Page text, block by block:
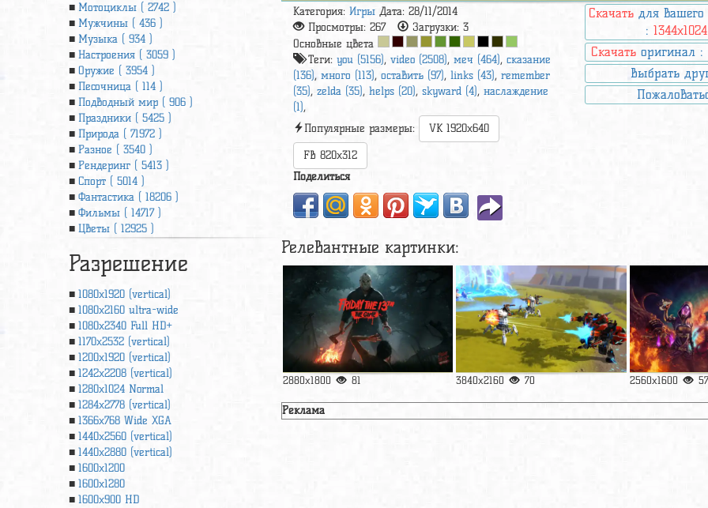
Мотоциклы ( 2742 )
Мужчины ( 436 )
Музыка ( 934 )
Настроения ( 3059 )
Оружие ( 3954 )
Песочница ( 114 )
Подводный мир ( 906 )
Праздники ( 5425 )
Природа ( 71972 )
Разное ( 3540 )
Рендеринг ( 5413 )
Спорт ( 5014 )
Фантастика ( 18206 )
Фильмы ( 14717 )
Цветы ( 12925 )
Разрешение
1080x1920 (vertical)
1080x2160 ultra-wide
1080x2340 Full HD+
1170x2532 (vertical)
1200x1920 (vertical)
1242x2208 (vertical)
1280x1024 Normal
1284x2778 (vertical)
1366х768 Wide XGA
1440x2560 (vertical)
1440x2880 (vertical)
1600x1200
1600x1280
1600x900 HD
Категория:Игры Дата: 28/11/2014
Просмотры:267 Загрузки:3
Основные цвета
Теги:you (5156),video (2508),меч (464),сказание
(136),много (113),оставить (97),links (43),remember
(35),zelda (35),helps (20),skyward (4),наслаждение
(1),
Популярные размеры:
VK 1920x640
FB 820x312
Скачать для
:1344x1024
Скачать оригинал :
Выбрать
Поделиться
Релевантные картинки:
2880x1800 81 3840x2160 70 2560x1600 57
Реклама